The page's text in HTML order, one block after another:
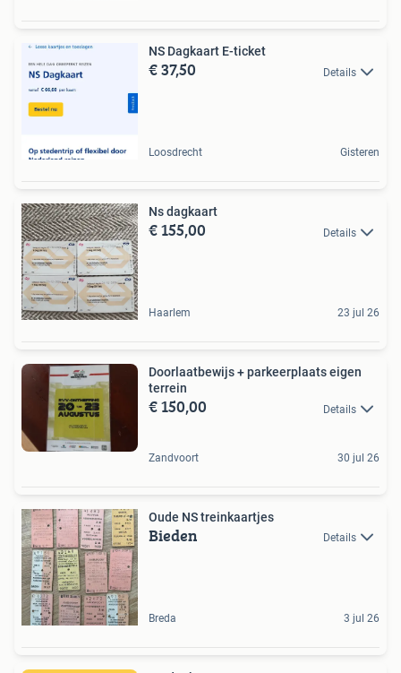
NS Dagkaart E-ticket
€ 37,50 Details
Loosdrecht Gisteren
Ns dagkaart
€ 155,00 Details
Haarlem 23 jul 26
Doorlaatbewijs + parkeerplaats eigen
terrein
€ 150,00 Details
Zandvoort 30 jul 26
Oude NS treinkaartjes
Bieden Details
Breda 3 jul 26